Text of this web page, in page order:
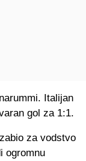
Italijan
gol za 1:1.
za vodstvo
ogromnu